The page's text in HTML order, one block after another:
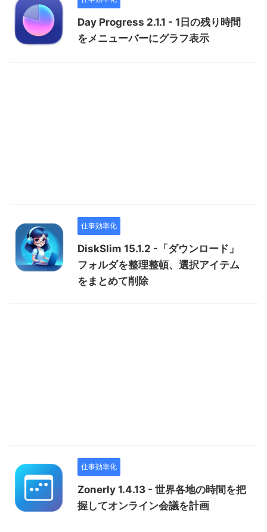
Day Progress 2.1.1 - 1日の残り時間
をメニューバーにグラフ表示
仕事効率化
DiskSlim 15.1.2 -「ダウンロード」
フォルダを整理整頓、選択アイテム
をまとめて削除
仕事効率化
Zonerly 1.4.13 - 世界各地の時間を把
握してオンライン会議を計画